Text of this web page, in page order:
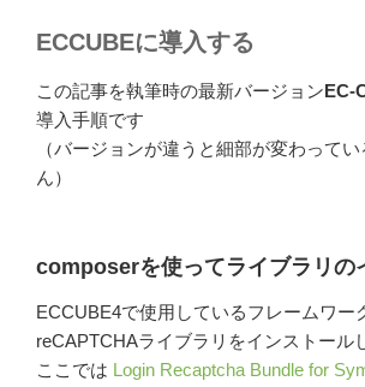
ECCUBEに導入する
この記事を執筆時の最新バージョンEC-
導入手順です
（バージョンが違うと細部が変わって
ん）
composerを使ってライブラリの
ECCUBE4で使用しているフレームワー
reCAPTCHAライブラリをインストール
ここでは Login Recaptcha Bundle for